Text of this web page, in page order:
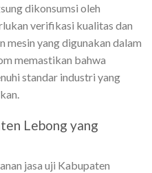
dikonsumsi oleh
verifikasi kualitas dan
mesin yang digunakan dalam
memastikan bahwa
standar industri yang
Lebong yang
jasa uji Kabupaten